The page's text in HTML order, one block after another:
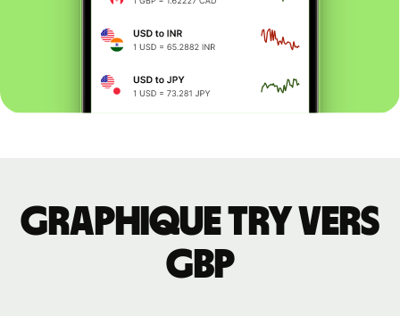
Graphique TRY vers
GBP